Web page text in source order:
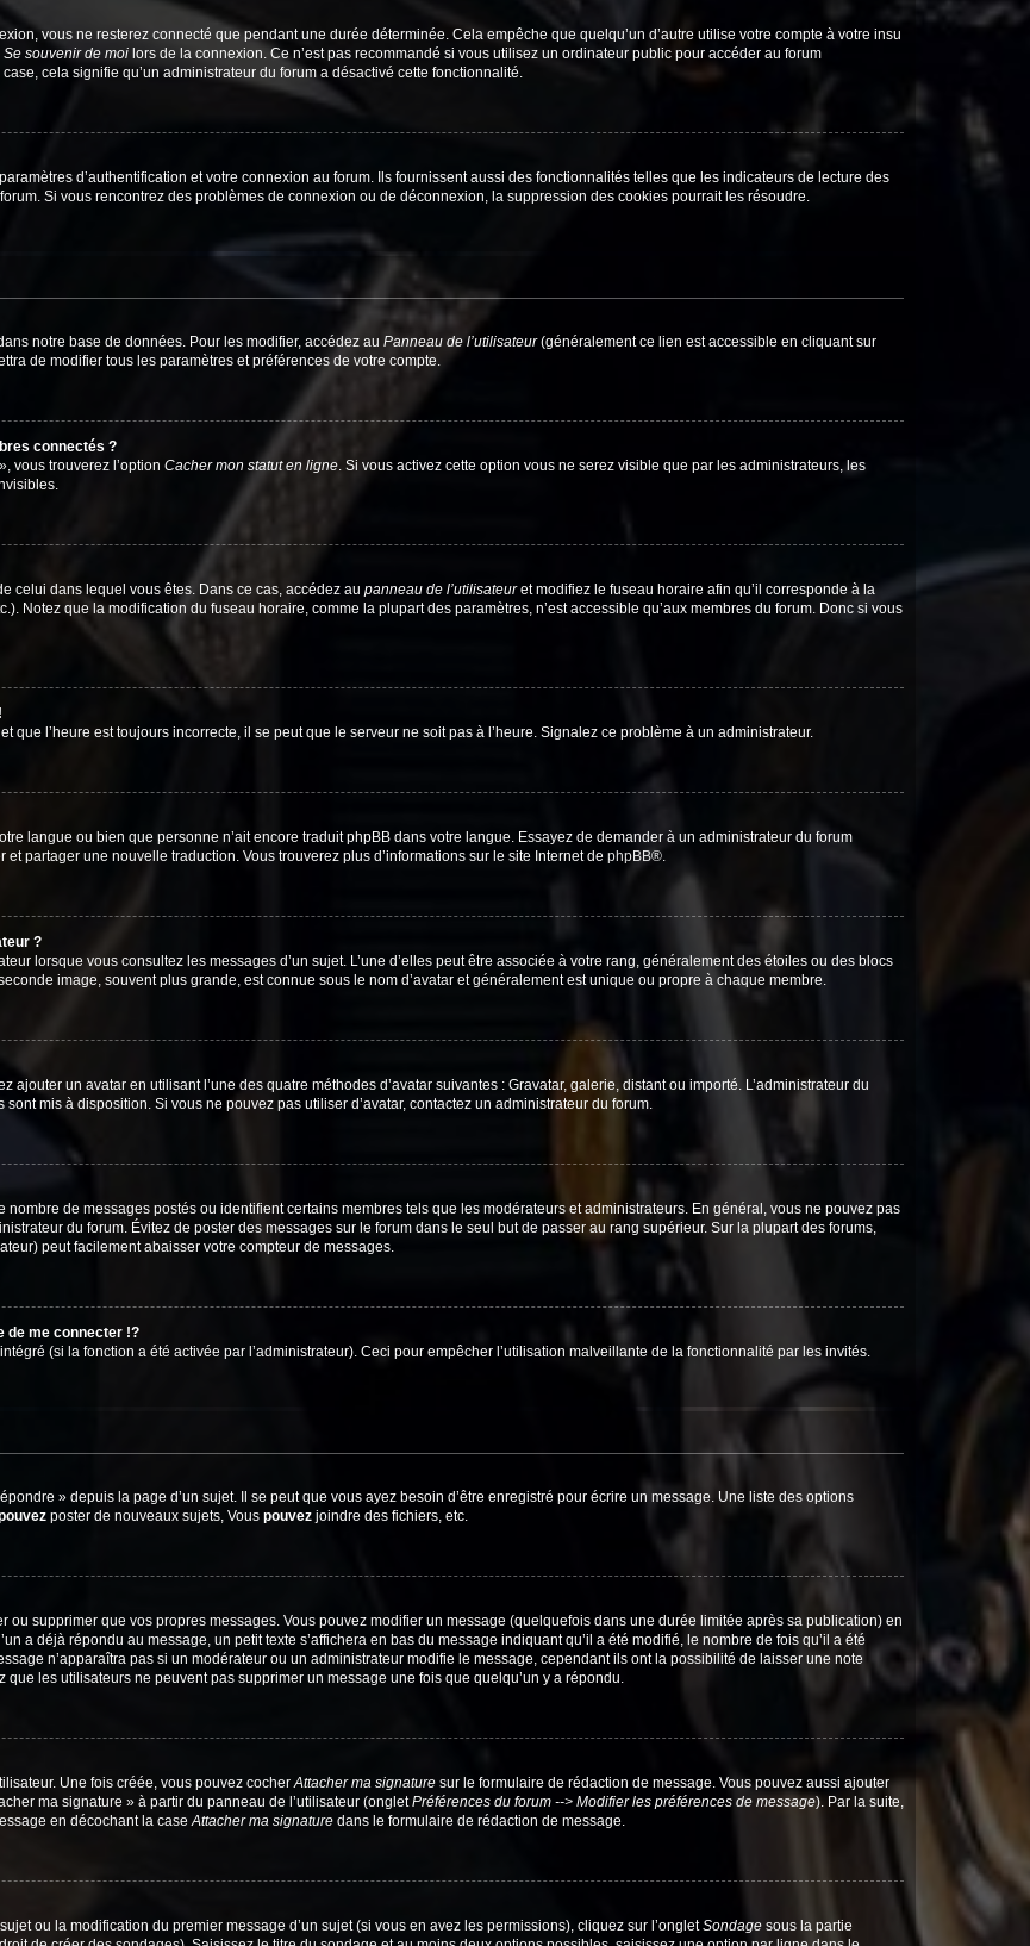
vous ne resterez connecté que pendant une durée déterminée. Cela empêche que quelqu’un d’autre utilise votre compte à votre insu
Se souvenir de moi lors de la connexion. Ce n’est pas recommandé si vous utilisez un ordinateur public pour accéder au forum
cela signifie qu’un administrateur du forum a désactivé cette fonctionnalité.
d’authentification et votre connexion au forum. Ils fournissent aussi des fonctionnalités telles que les indicateurs de lecture des
Si vous rencontrez des problèmes de connexion ou de déconnexion, la suppression des cookies pourrait les résoudre.
notre base de données. Pour les modifier, accédez au Panneau de l’utilisateur(généralement ce lien est accessible en cliquant sur
de modifier tous les paramètres et préférences de votre compte.
connectés ?
vous trouverez l’option Cacher mon statut en ligne. Si vous activez cette option vous ne serez visible que par les administrateurs, les
celui dans lequel vous êtes. Dans ce cas, accédez au panneau de l’utilisateuret modifiez le fuseau horaire afin qu’il corresponde à la
Notez que la modification du fuseau horaire, comme la plupart des paramètres, n’est accessible qu’aux membres du forum. Donc si vous
que l’heure est toujours incorrecte, il se peut que le serveur ne soit pas à l’heure. Signalez ce problème à un administrateur.
langue ou bien que personne n’ait encore traduit phpBB dans votre langue. Essayez de demander à un administrateur du forum
partager une nouvelle traduction. Vous trouverez plus d’informations sur le site Internet de phpBB®.
?
lorsque vous consultez les messages d’un sujet. L’une d’elles peut être associée à votre rang, généralement des étoiles ou des blocs
image, souvent plus grande, est connue sous le nom d’avatar et généralement est unique ou propre à chaque membre.
ajouter un avatar en utilisant l’une des quatre méthodes d’avatar suivantes : Gravatar, galerie, distant ou importé. L’administrateur du
mis à disposition. Si vous ne pouvez pas utiliser d’avatar, contactez un administrateur du forum.
de messages postés ou identifient certains membres tels que les modérateurs et administrateurs. En général, vous ne pouvez pas
du forum. Évitez de poster des messages sur le forum dans le seul but de passer au rang supérieur. Sur la plupart des forums,
peut facilement abaisser votre compteur de messages.
de me connecter !?
(si la fonction a été activée par l’administrateur). Ceci pour empêcher l’utilisation malveillante de la fonctionnalité par les invités.
» depuis la page d’un sujet. Il se peut que vous ayez besoin d’être enregistré pour écrire un message. Une liste des options
poster de nouveaux sujets, Vous pouvez joindre des fichiers, etc.
ou supprimer que vos propres messages. Vous pouvez modifier un message (quelquefois dans une durée limitée après sa publication) en
a déjà répondu au message, un petit texte s’affichera en bas du message indiquant qu’il a été modifié, le nombre de fois qu’il a été
n’apparaîtra pas si un modérateur ou un administrateur modifie le message, cependant ils ont la possibilité de laisser une note
les utilisateurs ne peuvent pas supprimer un message une fois que quelqu’un y a répondu.
Une fois créée, vous pouvez cocherAttacher ma signature sur le formulaire de rédaction de message. Vous pouvez aussi ajouter
ma signature » à partir du panneau de l’utilisateur (ongletPréférences du forum --> Modifier les préférences de message). Par la suite,
en décochant la caseAttacher ma signature dans le formulaire de rédaction de message.
ou la modification du premier message d’un sujet (si vous en avez les permissions), cliquez sur l’ongletSondage sous la partie